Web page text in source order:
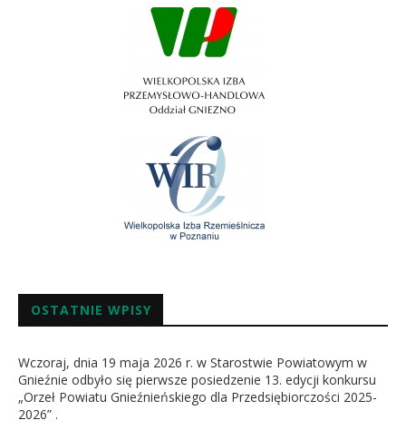
OSTATNIE WPISY
Wczoraj, dnia 19 maja 2026 r. w Starostwie Powiatowym w
Gnieźnie odbyło się pierwsze posiedzenie 13. edycji konkursu
„Orzeł Powiatu Gnieźnieńskiego dla Przedsiębiorczości 2025-
2026” .